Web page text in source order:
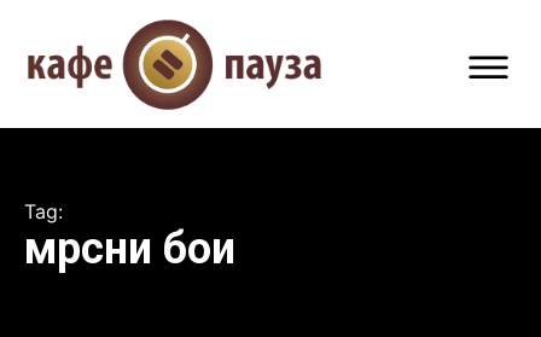
Tag:
мрсни бои